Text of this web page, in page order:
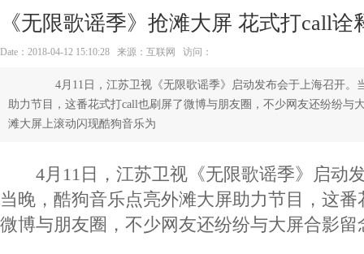
《无限歌谣季》抢滩大屏 花式打call诠
Date：2018-04-12 15:10:28 来源：互联网 访问：
4月11日，江苏卫视《无限歌谣季》启动发布会于上海召开。
助力节目，这番花式打call也刷屏了微博与朋友圈，不少网友还纷纷
滩大屏上滚动闪现酷狗音乐为
4月11日，江苏卫视《无限歌谣季》启动
当晚，酷狗音乐点亮外滩大屏助力节目，这
微博与朋友圈，不少网友还纷纷与大屏合影留